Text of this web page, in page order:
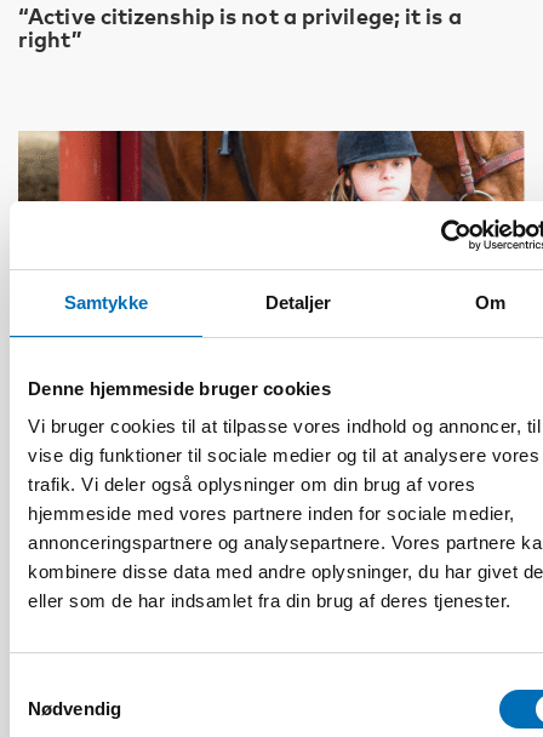
Samtykke Detaljer Om
Denne hjemmeside bruger cookies
Vi bruger cookies til at tilpasse vores indhold og annoncer,
vise dig funktioner til sociale medier og til at analysere vores
trafik. Vi deler også oplysninger om din brug af vores
hjemmeside med vores partnere inden for sociale medier,
annonceringspartnere og analysepartnere. Vores partnere
kombinere disse data med andre oplysninger, du har givet
eller som de har indsamlet fra din brug af deres tjenester.
Nødvendig
“Active citizenship is not a privilege; it is a
right”
Nordisk samarbeid om
Funksjonshinderspørsmål – Årsrapport 2025
11